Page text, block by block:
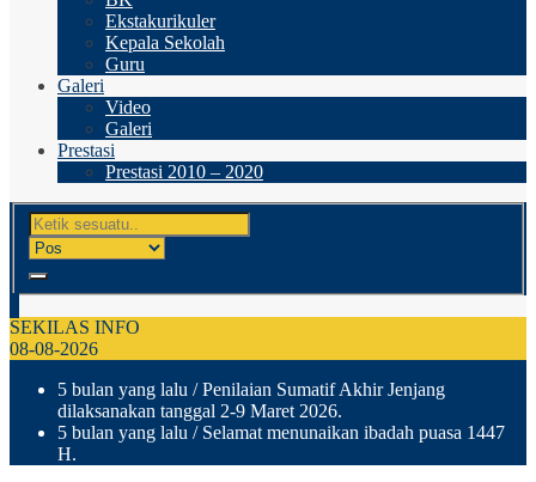
Ekstakurikuler
Kepala Sekolah
Guru
Galeri
Video
Galeri
Prestasi
Prestasi 2010 – 2020
SEKILAS INFO
08-08-2026
5 bulan yang lalu / Penilaian Sumatif Akhir Jenjang
dilaksanakan tanggal 2-9 Maret 2026.
5 bulan yang lalu / Selamat menunaikan ibadah puasa 1447
H.